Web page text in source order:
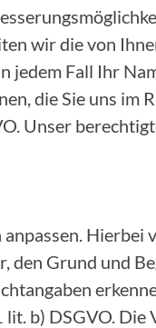
wir die von
jedem Fall Ihr
die Sie uns im
Unser
Hierbei
den Grund und
lit. b) DSGVO.